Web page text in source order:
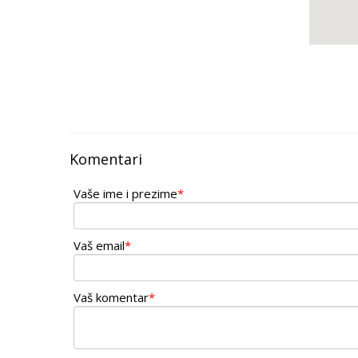
Komentari
Vaše ime i prezime*
Vaš email*
Vaš komentar*